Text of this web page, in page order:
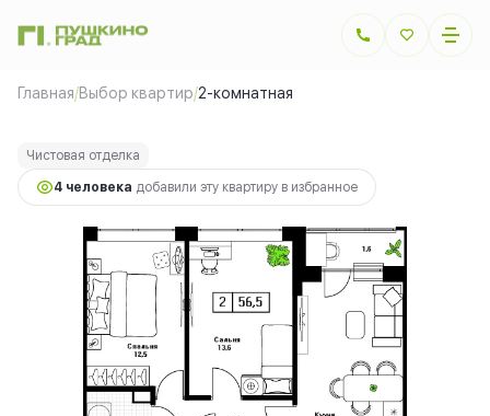
Главная/Выбор квартир/2-комнатная
Ипотекаот 35 449 руб.
Чистовая отделка
4 человекa добавили эту квартиру в избранное